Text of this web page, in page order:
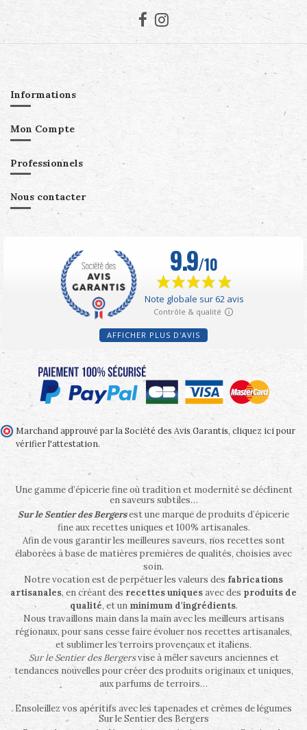
Informations
Mon Compte
Professionnels
Nous contacter
AFFICHER PLUS D'AVIS
Marchand approuvé par la Société des Avis Garantis, cliquez ici pour
vérifier l'attestation.
Une gamme d’épicerie fine où tradition et modernité se déclinent
en saveurs subtiles…
Sur le Sentier des Bergersest une marque de produits d’épicerie
fine aux recettes uniques et 100% artisanales.
Afin de vous garantir les meilleures saveurs, nos recettes sont
élaborées à base de matières premières de qualités, choisies avec
soin.
Notre vocation est de perpétuer les valeurs des fabrications
artisanales, en créant des recettes uniquesavec des produits de
qualité, et un minimum d'ingrédients.
Nous travaillons main dans la main avec les meilleurs artisans
régionaux, pour sans cesse faire évoluer nos recettes artisanales,
et sublimer les terroirs provençaux et italiens.
Sur le Sentier des Bergersvise à mêler saveurs anciennes et
tendances nouvelles pour créer des produits originaux et uniques,
aux parfums de terroirs…
Ensoleillez vos apéritifs avec les tapenades et crèmes de légumes
Sur le Sentier des Bergers